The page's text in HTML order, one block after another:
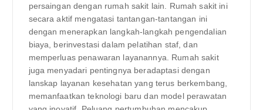
persaingan dengan rumah sakit lain. Rumah sakit ini
secara aktif mengatasi tantangan-tantangan ini
dengan menerapkan langkah-langkah pengendalian
biaya, berinvestasi dalam pelatihan staf, dan
memperluas penawaran layanannya. Rumah sakit
juga menyadari pentingnya beradaptasi dengan
lanskap layanan kesehatan yang terus berkembang,
memanfaatkan teknologi baru dan model perawatan